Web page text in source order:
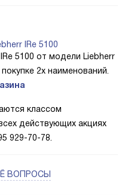
IRe 5100
5100 от модели Liebherr
2х наименований.
классом
действующих акциях
929-70-78.
ВОПРОСЫ